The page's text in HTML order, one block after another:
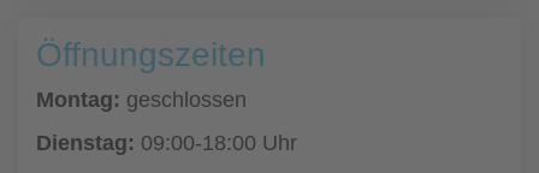
Öffnungszeiten
Montag: geschlossen
Dienstag: 09:00-18:00 Uhr